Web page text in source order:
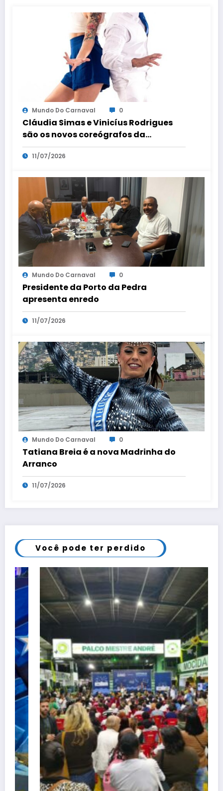
Mundo Do Carnaval 0
Cláudia Simas e Vinicíus Rodrigues
são os novos coreógrafos da
comissão de frente
11/07/2026
Mundo Do Carnaval 0
Presidente da Porto da Pedra
apresenta enredo
11/07/2026
Mundo Do Carnaval 0
Tatiana Breia é a nova Madrinha do
Arranco
11/07/2026
Você pode ter perdido